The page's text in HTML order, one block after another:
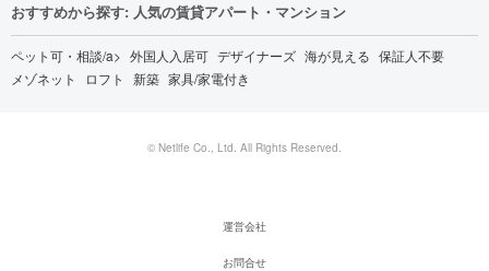
おすすめから探す: 人気の賃貸アパート・マンション
ペット可・相談/a> 外国人入居可 デザイナーズ 海が見える 保証人不要
メゾネット
ロフト 新築 家具/家電付き
© Netlife Co., Ltd. All Rights Reserved.
運営会社
お問合せ